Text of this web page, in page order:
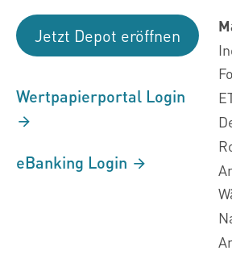
Jetzt Depot eröffnen
Wertpapierportal Login
eBanking Login